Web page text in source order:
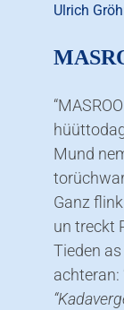
Ulrich
Mund
Ganz
un treckt
Tieden
achteran: